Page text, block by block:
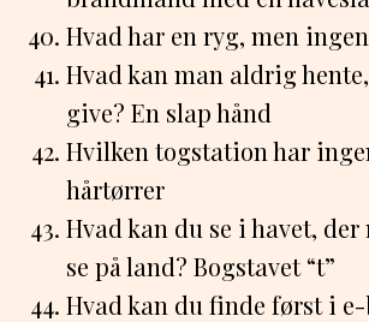
Hvad har en ryg, men
Hvad kan man aldrig
give? En slap hånd
Hvilken togstation har
hårtørrer
Hvad kan du se i havet, der
se på land? Bogstavet “t”
Hvad kan du finde først i